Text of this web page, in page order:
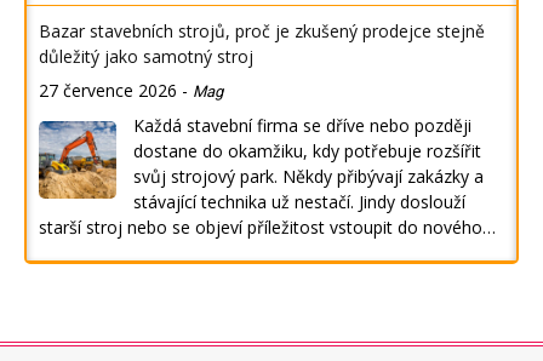
Bazar stavebních strojů, proč je zkušený prodejce stejně
důležitý jako samotný stroj
27 července 2026 - Mag
Každá stavební firma se dříve nebo později
dostane do okamžiku, kdy potřebuje rozšířit
svůj strojový park. Někdy přibývají zakázky a
stávající technika už nestačí. Jindy doslouží
starší stroj nebo se objeví příležitost vstoupit do nového…